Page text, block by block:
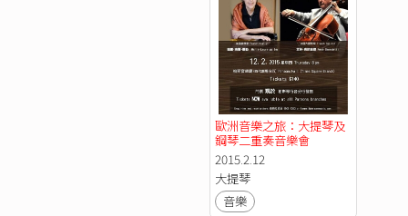
歐洲音樂之旅：大提琴及
鋼琴二重奏音樂會
2015.2.12
大提琴
音樂